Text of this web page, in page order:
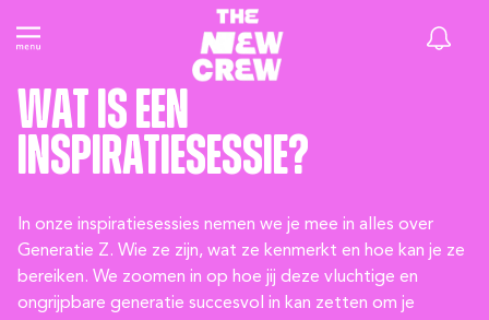
Wat is een
inspiratiesessie?
In onze inspiratiesessies nemen we je mee in alles over
Generatie Z. Wie ze zijn, wat ze kenmerkt en hoe kan je ze
bereiken. We zoomen in op hoe jij deze vluchtige en
ongrijpbare generatie succesvol in kan zetten om je